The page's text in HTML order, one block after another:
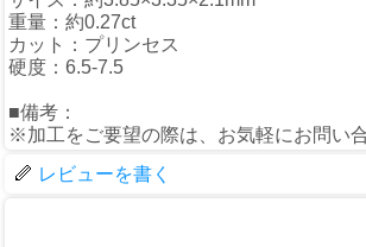
重量：約0.27ct
カット：プリンセス
硬度：6.5-7.5
■備考：
※加工をご要望の際は、お気軽にお問い
レビューを書く